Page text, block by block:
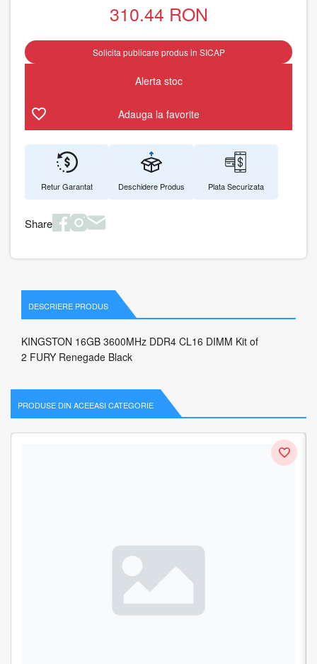
310.44 RON
Solicita publicare produs in SICAP
Alerta stoc
Adauga la favorite
Retur Garantat Deschidere Produs Plata Securizata
Share
DESCRIERE PRODUS
KINGSTON 16GB 3600MHz DDR4 CL16 DIMM Kit of
2 FURY Renegade Black
PRODUSE DIN ACEEASI CATEGORIE